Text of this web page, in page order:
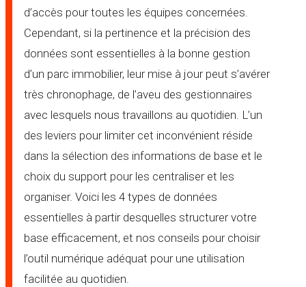
d’accès pour toutes les équipes concernées.
Cependant, si la pertinence et la précision des
données sont essentielles à la bonne gestion
d’un parc immobilier, leur mise à jour peut s’avérer
très chronophage, de l’aveu des gestionnaires
avec lesquels nous travaillons au quotidien. L’un
des leviers pour limiter cet inconvénient réside
dans la sélection des informations de base et le
choix du support pour les centraliser et les
organiser. Voici les 4 types de données
essentielles à partir desquelles structurer votre
base efficacement, et nos conseils pour choisir
l’outil numérique adéquat pour une utilisation
facilitée au quotidien.